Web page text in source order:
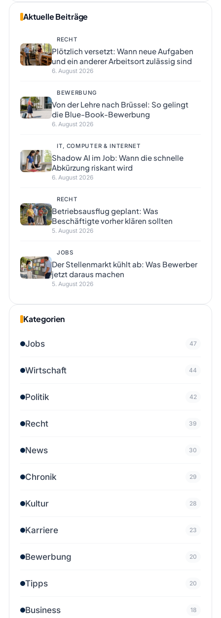
Aktuelle Beiträge
RECHT
Plötzlich versetzt: Wann neue Aufgaben
und ein anderer Arbeitsort zulässig sind
6. August 2026
BEWERBUNG
Von der Lehre nach Brüssel: So gelingt
die Blue-Book-Bewerbung
6. August 2026
IT, COMPUTER & INTERNET
Shadow AI im Job: Wann die schnelle
Abkürzung riskant wird
6. August 2026
RECHT
Betriebsausflug geplant: Was
Beschäftigte vorher klären sollten
5. August 2026
JOBS
Der Stellenmarkt kühlt ab: Was Bewerber
jetzt daraus machen
5. August 2026
Kategorien
Jobs 47
Wirtschaft 44
Politik 42
Recht 39
News 30
Chronik 29
Kultur 28
Karriere 23
Bewerbung 20
Tipps 20
Business 18